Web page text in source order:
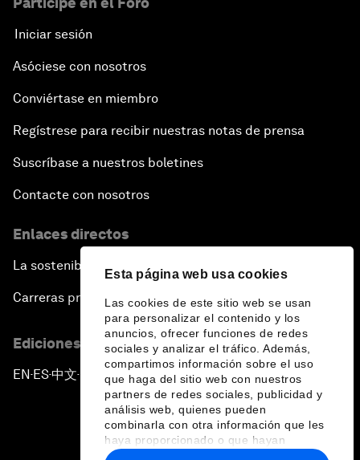
Esta página web usa cookies
Las cookies de este sitio web se usan
para personalizar el contenido y los
anuncios, ofrecer funciones de redes
sociales y analizar el tráfico. Además,
compartimos información sobre el uso
que haga del sitio web con nuestros
partners de redes sociales, publicidad y
análisis web, quienes pueden
combinarla con otra información que les
haya proporcionado o que hayan
recopilado a partir del uso que haya
Iniciar sesión
Asóciese con nosotros
Conviértase en miembro
Regístrese para recibir nuestras notas de prensa
Suscríbase a nuestros boletines
Contacte con nosotros
Enlaces directos
La sostenibilidad en el Foro
Carreras profesionales
Ediciones en otros idiomas
EN ▪ES▪中文▪ 日本語